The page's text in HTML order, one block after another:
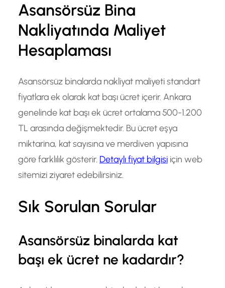
Asansörsüz Bina
Nakliyatında Maliyet
Hesaplaması
Asansörsüz binalarda nakliyat maliyeti standart
fiyatlara ek olarak kat başı ücret içerir. Ankara
genelinde kat başı ek ücret ortalama 500-1.200
TL arasında değişmektedir. Bu ücret eşya
miktarina, kat sayısına ve merdiven yapısına
göre farklılık gösterir. Detaylı fiyat bilgisi için web
sitemizi ziyaret edebilirsiniz.
Sık Sorulan Sorular
Asansörsüz binalarda kat
başı ek ücret ne kadardır?